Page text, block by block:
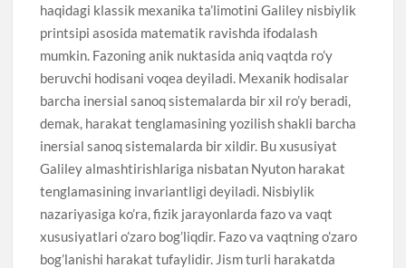
haqidagi klassik mexanika ta’limotini Galiley nisbiylik
printsipi asosida matematik ravishda ifodalash
mumkin. Fazoning anik nuktasida aniq vaqtda ro’y
beruvchi hodisani voqea deyiladi. Mexanik hodisalar
barcha inersial sanoq sistemalarda bir xil ro’y beradi,
demak, harakat tenglamasining yozilish shakli barcha
inersial sanoq sistemalarda bir xildir. Bu xususiyat
Galiley almashtirishlariga nisbatan Nyuton harakat
tenglamasining invariantligi deyiladi. Nisbiylik
nazariyasiga ko’ra, fizik jarayonlarda fazo va vaqt
xususiyatlari o’zaro bog’liqdir. Fazo va vaqtning o’zaro
bog’lanishi harakat tufaylidir. Jism turli harakatda